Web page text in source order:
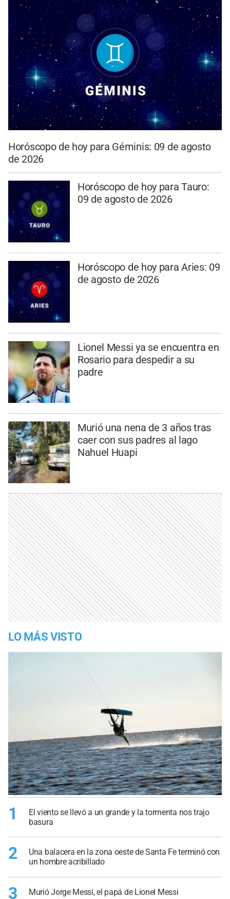
Horóscopo de hoy para Géminis: 09 de agosto
de 2026
Horóscopo de hoy para Tauro:
09 de agosto de 2026
Horóscopo de hoy para Aries: 09
de agosto de 2026
Lionel Messi ya se encuentra en
Rosario para despedir a su
padre
Murió una nena de 3 años tras
caer con sus padres al lago
Nahuel Huapi
LO MÁS VISTO
1
El viento se llevó a un grande y la tormenta nos trajo
basura
2
Una balacera en la zona oeste de Santa Fe terminó con
un hombre acribillado
3 Murió Jorge Messi, el papá de Lionel Messi